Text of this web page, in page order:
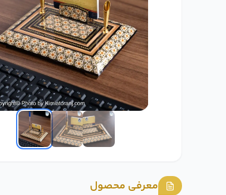
معرفی محصول